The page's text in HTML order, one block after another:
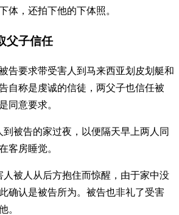
体，还拍下他的下体照。
父子信任
告要求带受害人到马来西亚划皮划艇和
自称是虔诚的信徒，两父子也信任被
同意要求。
到被告的家过夜，以便隔天早上两人同
客房睡觉。
人被人从后方抱住而惊醒，由于家中没
确认是被告所为。被告也非礼了受害
。